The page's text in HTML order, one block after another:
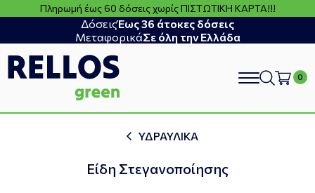
Πληρωμή έως 60 δόσεις χωρίς ΠΙΣΤΩΤΙΚΗ ΚΑΡΤΑ!!!
ΔόσειςΈως 36 άτοκες δόσεις
ΜεταφορικάΣε όλη την Ελλάδα
search
ΥΔΡΑΥΛΙΚΑ
Eίδη Στεγανοποίησης